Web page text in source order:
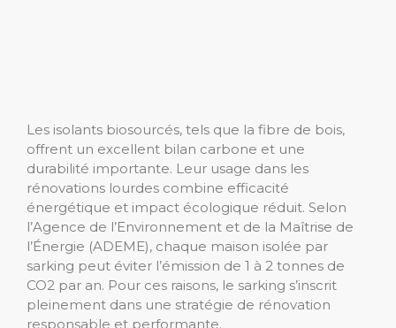
Les isolants biosourcés, tels que la fibre de bois,
offrent un excellent bilan carbone et une
durabilité importante. Leur usage dans les
rénovations lourdes combine efficacité
énergétique et impact écologique réduit. Selon
l’Agence de l’Environnement et de la Maîtrise de
l’Énergie (ADEME), chaque maison isolée par
sarking peut éviter l’émission de 1 à 2 tonnes de
CO2 par an. Pour ces raisons, le sarking s’inscrit
pleinement dans une stratégie de rénovation
responsable et performante.